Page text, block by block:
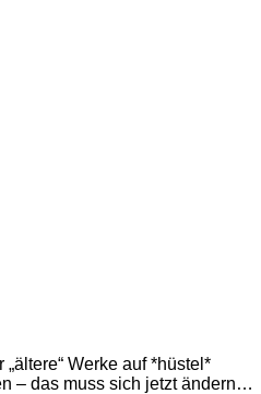
Werke auf *hüstel*
– das muss sich jetzt ändern…